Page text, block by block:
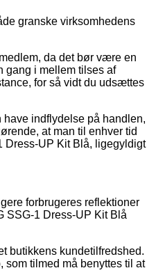
granske virksomhedens
da det bør være en
gang i mellem tilses af
for så vidt du udsættes
have indflydelse på handlen,
at man til enhver tid
Dress-UP Kit Blå, ligegyldigt
forbrugeres reflektioner
SSG-1 Dress-UP Kit Blå
butikkens kundetilfredshed.
som tilmed må benyttes til at